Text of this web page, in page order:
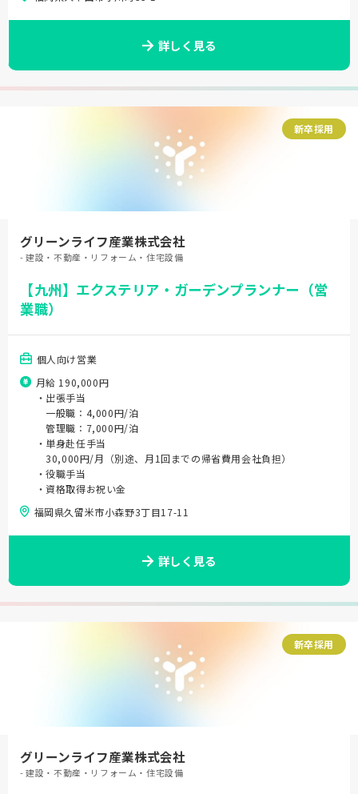
詳しく見る
新卒採用
グリーンライフ産業株式会社
- 建設・不動産・リフォーム・住宅設備
【九州】エクステリア・ガーデンプランナー（営
業職）
個人向け営業
月給 190,000円
・出張手当
一般職：4,000円/泊
管理職：7,000円/泊
・単身赴任手当
30,000円/月（別途、月1回までの帰省費用会社負担）
・役職手当
・資格取得お祝い金
福岡県久留米市小森野3丁目17-11
詳しく見る
新卒採用
グリーンライフ産業株式会社
- 建設・不動産・リフォーム・住宅設備